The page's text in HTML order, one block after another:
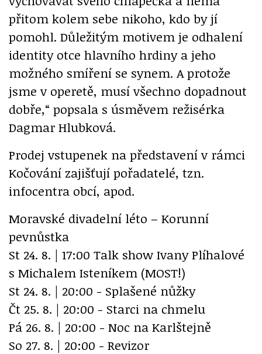
přitom kolem sebe nikoho, kdo by jí
pomohl. Důležitým motivem je odhalení
identity otce hlavního hrdiny a jeho
možného smíření se synem. A protože
jsme v operetě, musí všechno dopadnout
dobře,“ popsala s úsměvem režisérka
Dagmar Hlubková.
Prodej vstupenek na představení v rámci
Kočování zajišťují pořadatelé, tzn.
infocentra obcí, apod.
Moravské divadelní léto – Korunní
pevnůstka
St 24. 8. | 17:00 Talk show Ivany Plíhalové
s Michalem Isteníkem (MOST!)
St 24. 8. | 20:00 - Splašené nůžky
Čt 25. 8. | 20:00 - Starci na chmelu
Pá 26. 8. | 20:00 - Noc na Karlštejně
So 27. 8. | 20:00 - Revizor